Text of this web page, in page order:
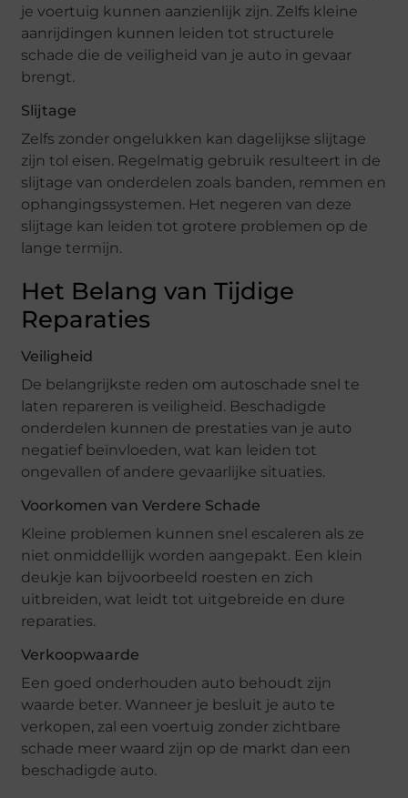
je voertuig kunnen aanzienlijk zijn. Zelfs kleine
aanrijdingen kunnen leiden tot structurele
schade die de veiligheid van je auto in gevaar
brengt.
Slijtage
Zelfs zonder ongelukken kan dagelijkse slijtage
zijn tol eisen. Regelmatig gebruik resulteert in de
slijtage van onderdelen zoals banden, remmen en
ophangingssystemen. Het negeren van deze
slijtage kan leiden tot grotere problemen op de
lange termijn.
Het Belang van Tijdige
Reparaties
Veiligheid
De belangrijkste reden om autoschade snel te
laten repareren is veiligheid. Beschadigde
onderdelen kunnen de prestaties van je auto
negatief beïnvloeden, wat kan leiden tot
ongevallen of andere gevaarlijke situaties.
Voorkomen van Verdere Schade
Kleine problemen kunnen snel escaleren als ze
niet onmiddellijk worden aangepakt. Een klein
deukje kan bijvoorbeeld roesten en zich
uitbreiden, wat leidt tot uitgebreide en dure
reparaties.
Verkoopwaarde
Een goed onderhouden auto behoudt zijn
waarde beter. Wanneer je besluit je auto te
verkopen, zal een voertuig zonder zichtbare
schade meer waard zijn op de markt dan een
beschadigde auto.